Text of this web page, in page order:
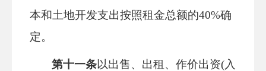
本和土地开发支出按照租金总额的40%确
定。
第十一条以出售、出租、作价出资(入